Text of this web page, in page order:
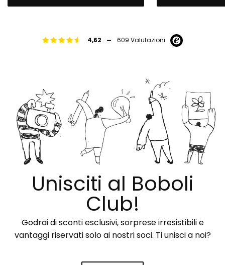
4,62 - 609 Valutazioni
Unisciti al Boboli
Club!
Godrai di sconti esclusivi, sorprese irresistibili e
vantaggi riservati solo ai nostri soci. Ti unisci a noi?